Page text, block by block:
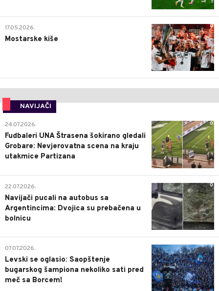
0
17.05.2026.
Mostarske kiše
NAVIJAČI
0
24.07.2026.
Fudbaleri UNA Štrasena šokirano gledali
Grobare: Nevjerovatna scena na kraju
utakmice Partizana
0
22.07.2026.
Navijači pucali na autobus sa
Argentincima: Dvojica su prebačena u
bolnicu
1
07.07.2026.
Levski se oglasio: Saopštenje
bugarskog šampiona nekoliko sati pred
meč sa Borcem!